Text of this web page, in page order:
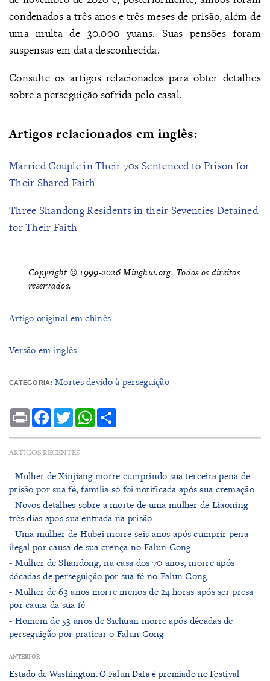
condenados a três anos e três meses de prisão, além de
uma multa de 30.000 yuans. Suas pensões foram
suspensas em data desconhecida.
Consulte os artigos relacionados para obter detalhes
sobre a perseguição sofrida pelo casal.
Artigos relacionados em inglês:
Married Couple in Their 70s Sentenced to Prison for
Their Shared Faith
Three Shandong Residents in their Seventies Detained
for Their Faith
Copyright © 1999-2026 Minghui.org. Todos os direitos
reservados.
Artigo original em chinês
Versão em inglês
CATEGORIA: Mortes devido à perseguição
Print Facebook
TwitterWhatsApp
ARTIGOS RECENTES
- Mulher de Xinjiang morre cumprindo sua terceira pena de
prisão por sua fé; família só foi notificada após sua cremação
- Novos detalhes sobre a morte de uma mulher de Liaoning
três dias após sua entrada na prisão
- Uma mulher de Hubei morre seis anos após cumprir pena
ilegal por causa de sua crença no Falun Gong
- Mulher de Shandong, na casa dos 70 anos, morre após
décadas de perseguição por sua fé no Falun Gong
- Mulher de 63 anos morre menos de 24 horas após ser presa
por causa da sua fé
- Homem de 53 anos de Sichuan morre após décadas de
perseguição por praticar o Falun Gong
ANTERIOR
Estado de Washington: O Falun Dafa é premiado no Festival